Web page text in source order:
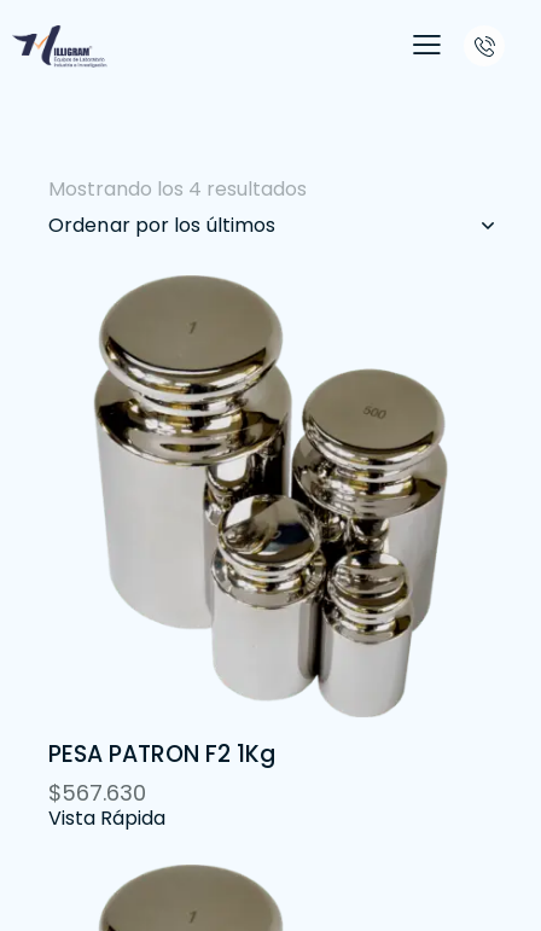
Mostrando los 4 resultados
PESA PATRON F2 1Kg
$567.630
Vista Rápida